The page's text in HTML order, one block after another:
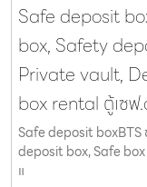
Safe deposit
box, Safety
Private vault,
box rental ตู้เซฟ
Safe deposit
deposit box, Safe
แ